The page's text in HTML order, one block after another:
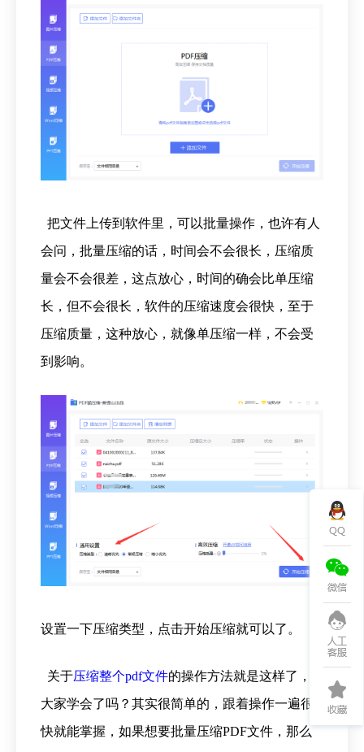
把文件上传到软件里，可以批量操作，也许有人
会问，批量压缩的话，时间会不会很长，压缩质
量会不会很差，这点放心，时间的确会比单压缩
长，但不会很长，软件的压缩速度会很快，至于
压缩质量，这种放心，就像单压缩一样，不会受
到影响。
设置一下压缩类型，点击开始压缩就可以了。
关于压缩整个pdf文件的操作方法就是这样了，
大家学会了吗？其实很简单的，跟着操作一遍很
快就能掌握，如果想要批量压缩PDF文件，那么